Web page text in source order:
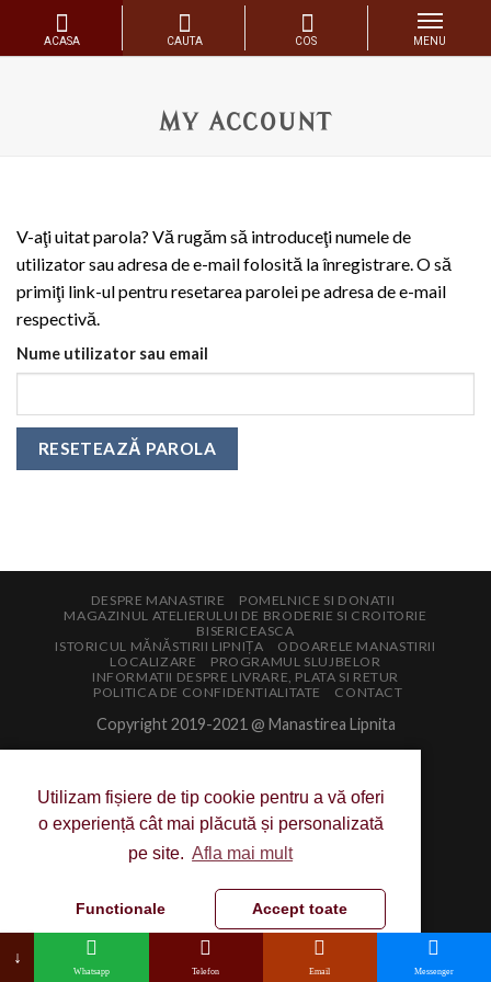
Utilizam fișiere de tip cookie pentru a vă oferi
o experiență cât mai plăcută și personalizată
pe site. Afla mai mult
Functionale Accept toate
MY ACCOUNT
V-aţi uitat parola? Vă rugăm să introduceţi numele de
utilizator sau adresa de e-mail folosită la înregistrare. O să
primiţi link-ul pentru resetarea parolei pe adresa de e-mail
respectivă.
Nume utilizator sau email
RESETEAZĂ PAROLA
DESPRE MANASTIRE
POMELNICE SI DONATII
MAGAZINUL ATELIERULUI DE BRODERIE SI CROITORIE
BISERICEASCA
ISTORICUL MĂNĂSTIRII LIPNIȚA
ODOARELE MANASTIRII
LOCALIZARE
PROGRAMUL SLUJBELOR
INFORMATII DESPRE LIVRARE, PLATA SI RETUR
POLITICA DE CONFIDENTIALITATE
CONTACT
Copyright 2019-2021 @ Manastirea Lipnita
↓
Whatsapp Telefon Email Messenger